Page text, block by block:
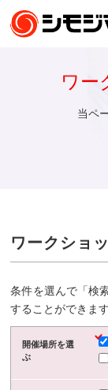
ワー
当ペ
ワークショ
条件を選んで「検
することができます
開催場所を選
ぶ